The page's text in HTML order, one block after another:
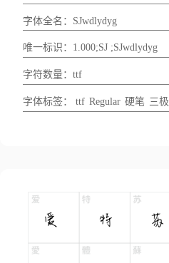
字体全名：SJwdlydyg
唯一标识：1.000;SJ ;SJwdlydyg
字符数量：ttf
字体标签： ttf Regular 硬笔 三极